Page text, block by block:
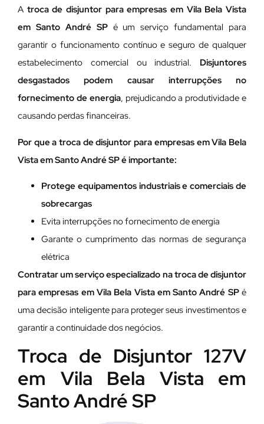
A troca de disjuntor para empresas em Vila Bela Vista
em Santo André SPé um serviço fundamental para
garantir o funcionamento contínuo e seguro de qualquer
estabelecimento comercial ou industrial. Disjuntores
desgastados podem causar interrupções no
fornecimento de energia, prejudicando a produtividade e
causando perdas financeiras.
Por que a troca de disjuntor para empresas em Vila Bela
Vista em Santo André SP é importante:
Protege equipamentos industriais e comerciais de
sobrecargas
Evita interrupções no fornecimento de energia
Garante o cumprimento das normas de segurança
elétrica
Contratar um serviço especializado na troca de disjuntor
para empresas em Vila Bela Vista em Santo André SPé
uma decisão inteligente para proteger seus investimentos e
garantir a continuidade dos negócios.
Troca de Disjuntor 127V
em Vila Bela Vista em
Santo André SP